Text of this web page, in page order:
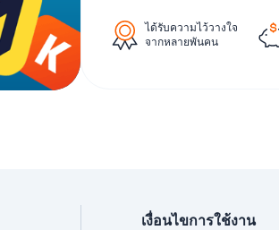
ได้รับความไว้วางใจ
จากหลายพันคน
เงื่อนไขการใช้งาน